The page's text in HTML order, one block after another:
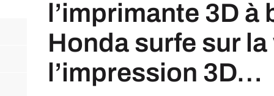
l’imprimante 3D
Honda surfe sur
l’impression 3D…